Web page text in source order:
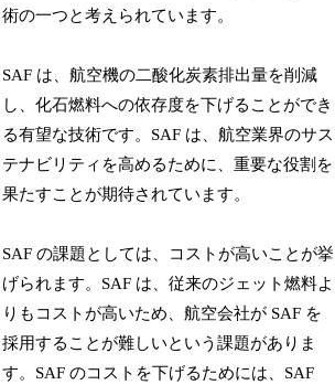
術の一つと考えられています。
SAF は、航空機の二酸化炭素排出量を削減
し、化石燃料への依存度を下げることができ
る有望な技術です。SAF は、航空業界のサス
テナビリティを高めるために、重要な役割を
果たすことが期待されています。
SAF の課題としては、コストが高いことが挙
げられます。SAF は、従来のジェット燃料よ
りもコストが高いため、航空会社が SAF を
採用することが難しいという課題がありま
す。SAF のコストを下げるためには、SAF